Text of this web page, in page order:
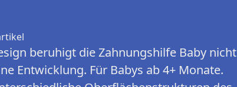
beruhigt die Zahnungshilfe Baby nicht
Entwicklung. Für Babys ab 4+ Monate.